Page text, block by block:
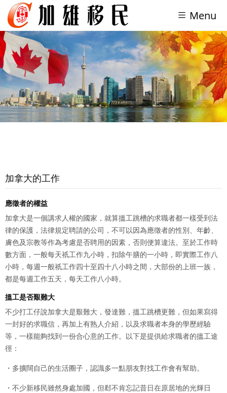
Menu
加拿大的工作
應徵者的權益
加拿大是一個講求人權的國家，就算搵工跳槽的求職者都一樣受到法
律的保護，法律規定聘請的公司，不可以因為應徵者的性別、年齡、
膚色及宗教等作為考慮是否聘用的因素，否則便算違法。至於工作時
數方面，一般每天祇工作九小時，扣除午膳的一小時，即實際工作八
小時，每週一般祇工作四十至四十八小時之間，大部份的上班一族，
都是每週工作五天，每天工作八小時。
搵工是否艱難大
不少打工仔說加拿大是艱難大，發達難，搵工跳槽更難，但如果寫得
一封好的求職信，再加上有熟人介紹，以及求職者本身的學歷經驗
等，一樣能夠找到一份合心意的工作。以下是提供給求職者的搵工途
徑：
・多擴闊自己的生活圈子，認識多一點朋友對找工作會有幫助。
・不少新移民雖然身處加國，但郄不肯忘記昔日在原居地的光輝日